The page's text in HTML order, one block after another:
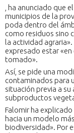
, ha anunciado que
municipios de la
poda dentro del
como residuos sino
la actividad
expresado estar
tomado».
Así, se pide una
contaminados para
situación previa a
subproductos
Falomir ha
hacia un modelo
biodiversidad». Por